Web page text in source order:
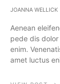
JOANNA WELLICK
Aenean
pede dis
enim.
amet luctus